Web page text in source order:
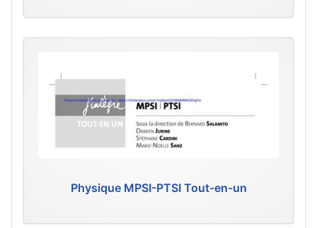
Physique MPSI-PTSI Tout-en-un